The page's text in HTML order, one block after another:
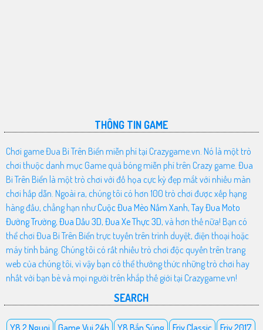
THÔNG TIN GAME
Chơi game Đua Bi Trên Biển miễn phí tại Crazygame.vn. Nó là một trò
chơi thuộc danh mục Game quả bóng miễn phí trên Crazy game. Đua
Bi Trên Biển là một trò chơi với đồ họa cực kỳ đẹp mắt với nhiều màn
chơi hấp dẫn. Ngoài ra, chúng tôi có hơn 100 trò chơi được xếp hạng
hàng đầu, chẳng hạn nhưCuộc Đua Mèo Nấm Xanh,Tay Đua Moto
Đường Trường, Đua Dầu 3D, Đua Xe Thực 3D, và hơn thế nữa! Bạn có
thể chơi Đua Bi Trên Biển trực tuyến trên trình duyệt, điện thoại hoặc
máy tính bảng. Chúng tôi có rất nhiều trò chơi độc quyền trên trang
web của chúng tôi, vì vậy bạn có thể thưởng thức những trò chơi hay
nhất với bạn bè và mọi người trên khắp thế giới tại Crazygame.vn!
SEARCH
Y8 2 Nguoi Game Vui 24h Y8 Bắn Súng Friv Classic Friv 2017